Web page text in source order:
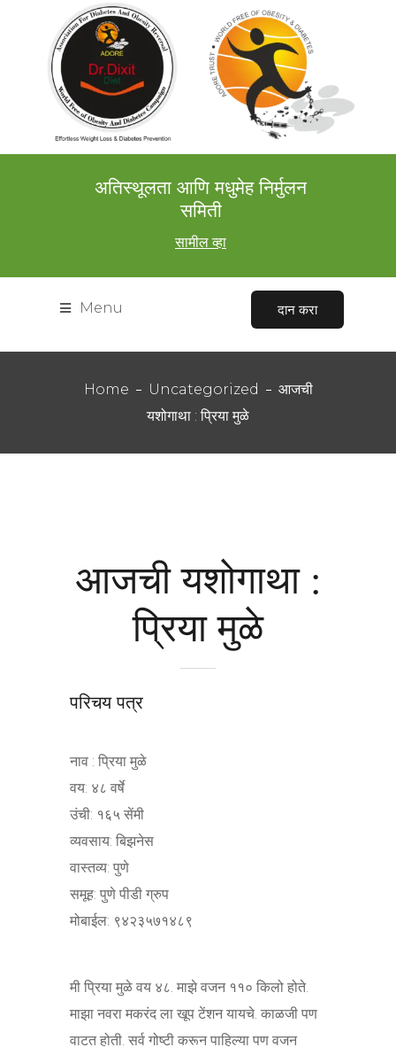
अतिस्थूलता आणि मधुमेह निर्मुलन
समिती
सामील व्हा
Menu दान करा
Home Uncategorized
आजची
यशोगाथा : प्रिया मुळे
आजची यशोगाथा :
प्रिया मुळे
परिचय पत्र
नाव : प्रिया मुळे
वय: ४८ वर्षे
उंची: १६५ सेंमी
व्यवसाय: बिझनेस
वास्तव्य: पुणे
समूह: पुणे पीडी ग्रुप
मोबाईल: ९४२३५७१४८९
मी प्रिया मुळे वय ४८. माझे वजन ११० किलो होते.
माझा नवरा मकरंद ला खूप टेंशन यायचे. काळजी पण
वाटत होती. सर्व गोष्टी करून पाहिल्या पण वजन